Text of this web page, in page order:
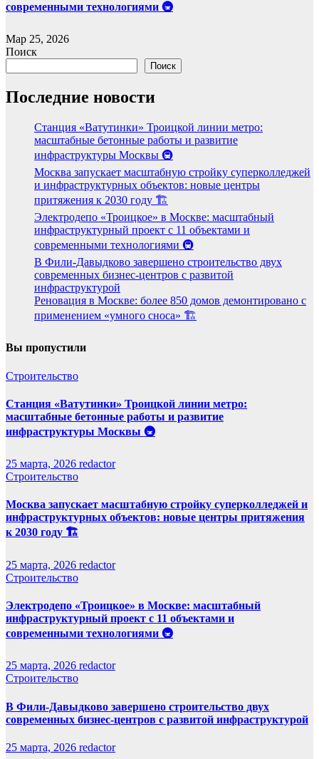
современными технологиями 🚇
Мар 25, 2026
Поиск
Поиск
Последние новости
Станция «Ватутинки» Троицкой линии метро:
масштабные бетонные работы и развитие
инфраструктуры Москвы 🚇
Москва запускает масштабную стройку суперколледжей
и инфраструктурных объектов: новые центры
притяжения к 2030 году 🏗️
Электродепо «Троицкое» в Москве: масштабный
инфраструктурный проект с 11 объектами и
современными технологиями 🚇
В Фили-Давыдково завершено строительство двух
современных бизнес-центров с развитой
инфраструктурой
Реновация в Москве: более 850 домов демонтировано с
применением «умного сноса» 🏗️
Вы пропустили
Строительство
Станция «Ватутинки» Троицкой линии метро:
масштабные бетонные работы и развитие
инфраструктуры Москвы 🚇
25 марта, 2026 redactor
Строительство
Москва запускает масштабную стройку суперколледжей и
инфраструктурных объектов: новые центры притяжения
к 2030 году 🏗️
25 марта, 2026 redactor
Строительство
Электродепо «Троицкое» в Москве: масштабный
инфраструктурный проект с 11 объектами и
современными технологиями 🚇
25 марта, 2026 redactor
Строительство
В Фили-Давыдково завершено строительство двух
современных бизнес-центров с развитой инфраструктурой
25 марта, 2026 redactor